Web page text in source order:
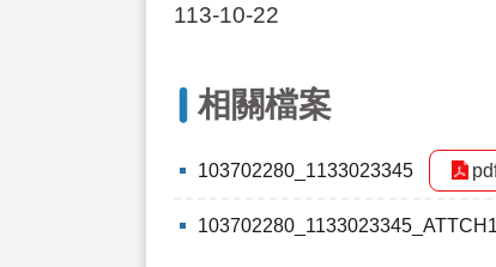
113-10-22
相關檔案
103702280_1133023345
103702280_1133023345_ATTCH1